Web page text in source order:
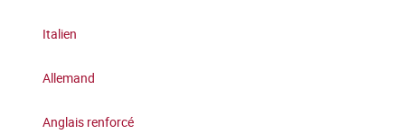
Italien
Allemand
Anglais renforcé